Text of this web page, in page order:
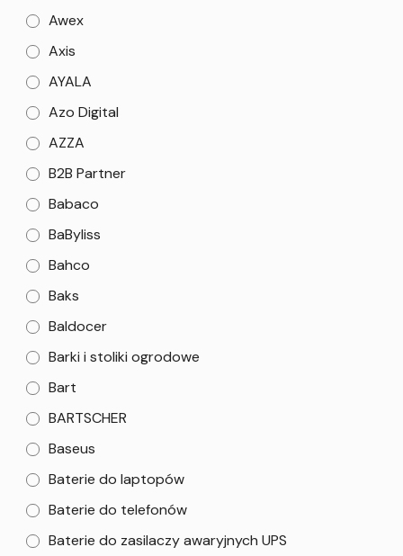
Awex
Axis
AYALA
Azo Digital
AZZA
B2B Partner
Babaco
BaByliss
Bahco
Baks
Baldocer
Barki i stoliki ogrodowe
Bart
BARTSCHER
Baseus
Baterie do laptopów
Baterie do telefonów
Baterie do zasilaczy awaryjnych UPS